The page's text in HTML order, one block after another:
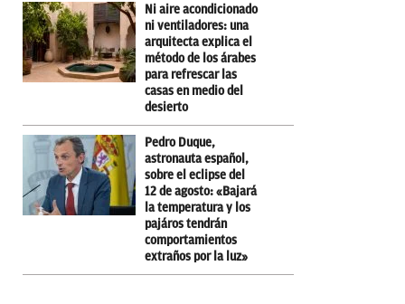
Ni aire acondicionado
ni ventiladores: una
arquitecta explica el
método de los árabes
para refrescar las
casas en medio del
desierto
Pedro Duque,
astronauta español,
sobre el eclipse del
12 de agosto: «Bajará
la temperatura y los
pajáros tendrán
comportamientos
extraños por la luz»